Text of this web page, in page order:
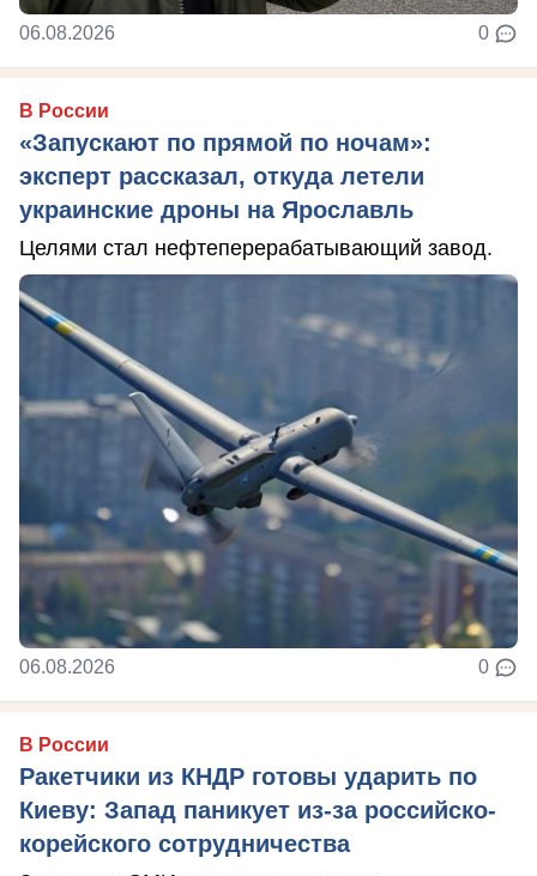
06.08.2026 0
В России
«Запускают по прямой по ночам»:
эксперт рассказал, откуда летели
украинские дроны на Ярославль
Целями стал нефтеперерабатывающий завод.
06.08.2026 0
В России
Ракетчики из КНДР готовы ударить по
Киеву: Запад паникует из-за российско-
корейского сотрудничества